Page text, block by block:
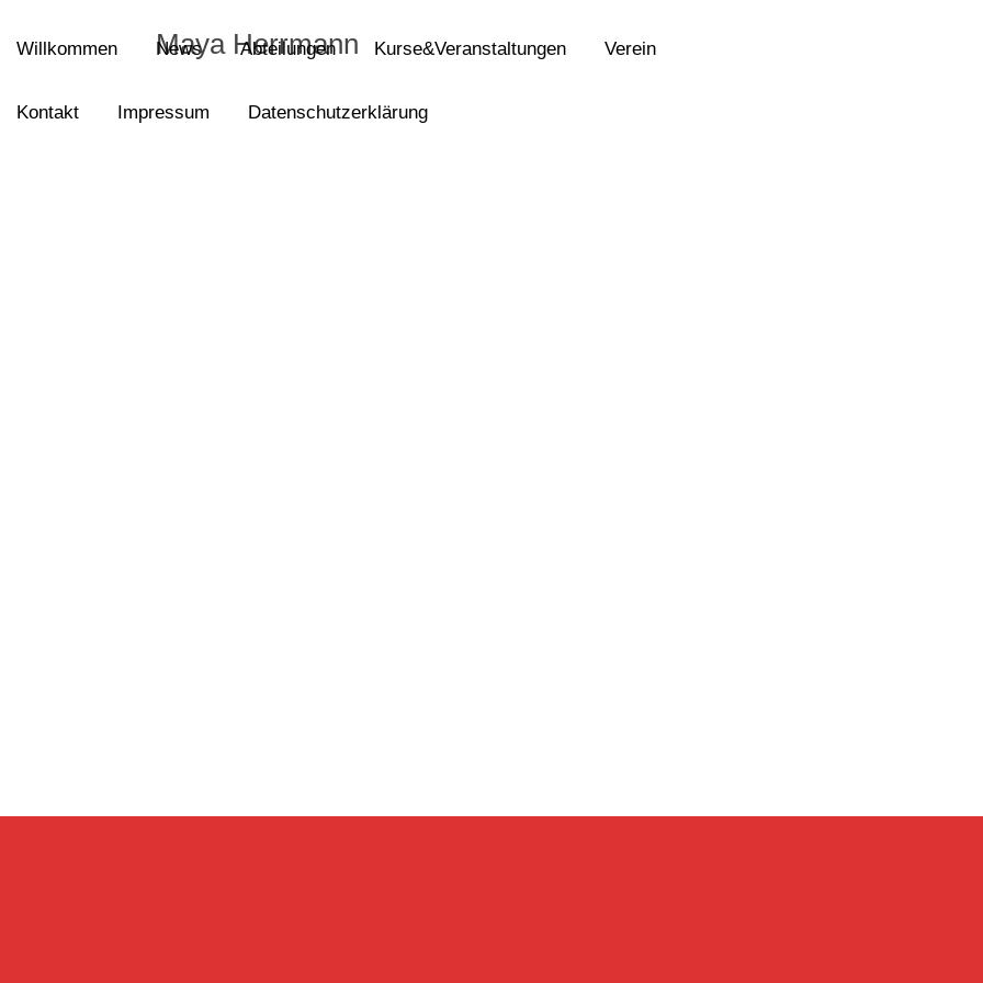
Willkommen News Abteilungen Kurse&Veranstaltungen Verein
Kontakt Impressum Datenschutzerklärung
Maya Herrmann